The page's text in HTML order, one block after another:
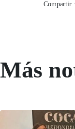
Compartir :
Más